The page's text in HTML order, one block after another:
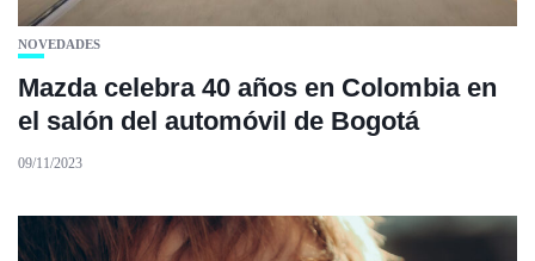
NOVEDADES
Mazda celebra 40 años en Colombia en
el salón del automóvil de Bogotá
09/11/2023